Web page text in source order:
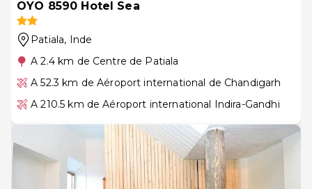
OYO 8590 Hotel Sea
Patiala, Inde
A 2.4 km de Centre de Patiala
A 52.3 km de Aéroport international de Chandigarh
A 210.5 km de Aéroport international Indira-Gandhi